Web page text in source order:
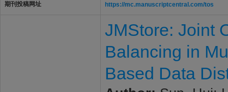
期刊投稿网址 https://mc.manuscriptcentral.com/tos
JMStore: Joint
Balancing in
Based Data